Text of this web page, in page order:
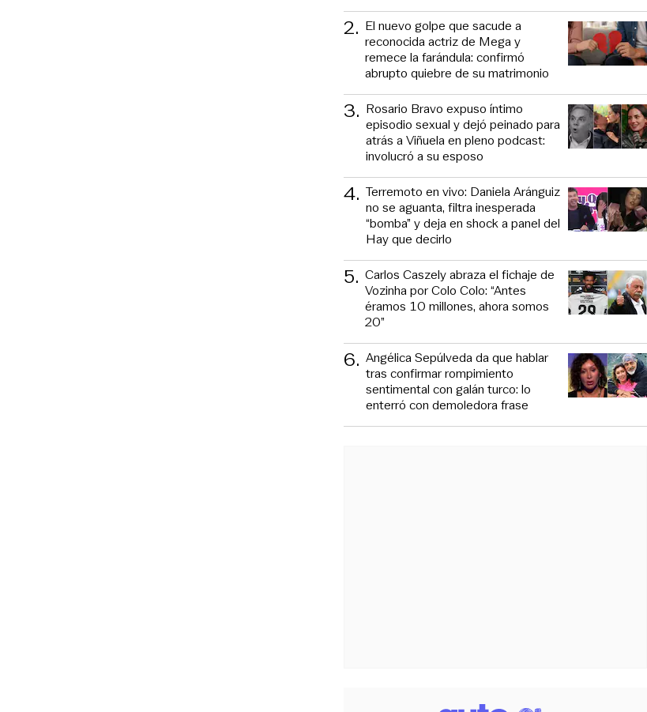
2. El nuevo golpe que sacude a
reconocida actriz de Mega y
remece la farándula: confirmó
abrupto quiebre de su matrimonio
3. Rosario Bravo expuso íntimo
episodio sexual y dejó peinado para
atrás a Viñuela en pleno podcast:
involucró a su esposo
4. Terremoto en vivo: Daniela Aránguiz
no se aguanta, filtra inesperada
“bomba” y deja en shock a panel del
Hay que decirlo
5. Carlos Caszely abraza el fichaje de
Vozinha por Colo Colo: “Antes
éramos 10 millones, ahora somos
20”
6. Angélica Sepúlveda da que hablar
tras confirmar rompimiento
sentimental con galán turco: lo
enterró con demoledora frase